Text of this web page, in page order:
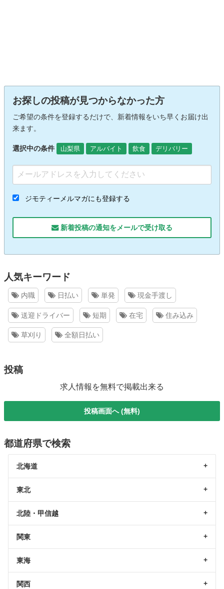
お探しの投稿が見つからなかった方
ご希望の条件を登録するだけで、新着情報をいち早くお届け出
来ます。
選択中の条件 山梨県 アルバイト 飲食 デリバリー
ジモティーメルマガにも登録する
新着投稿の通知をメールで受け取る
人気キーワード
内職 日払い 単発 現金手渡し
送迎ドライバー 短期 在宅 住み込み
草刈り 全額日払い
投稿
求人情報を無料で掲載出来る
投稿画面へ (無料)
都道府県で検索
北海道
東北
北陸・甲信越
関東
東海
関西